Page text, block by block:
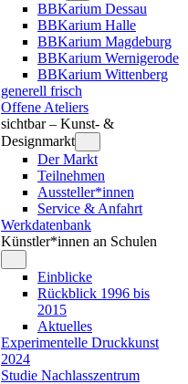
BBKarium Dessau
BBKarium Halle
BBKarium Magdeburg
BBKarium Wernigerode
BBKarium Wittenberg
generell frisch
Offene Ateliers
sichtbar – Kunst- &
Designmarkt
Der Markt
Teilnehmen
Aussteller*innen
Service & Anfahrt
Werkdatenbank
Künstler*innen an Schulen
Einblicke
Rückblick 1996 bis
2015
Aktuelles
Experimentelle Druckkunst
2024
Studie Nachlasszentrum